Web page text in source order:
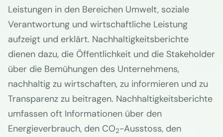
Leistungen in den Bereichen Umwelt, soziale
Verantwortung und wirtschaftliche Leistung
aufzeigt und erklärt. Nachhaltigkeitsberichte
dienen dazu, die Öffentlichkeit und die Stakeholder
über die Bemühungen des Unternehmens,
nachhaltig zu wirtschaften, zu informieren und zu
Transparenz zu beitragen. Nachhaltigkeitsberichte
umfassen oft Informationen über den
Energieverbrauch, den CO2-Ausstoss, den